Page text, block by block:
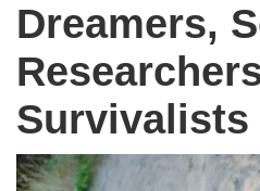
Dreamers,
Survivalists